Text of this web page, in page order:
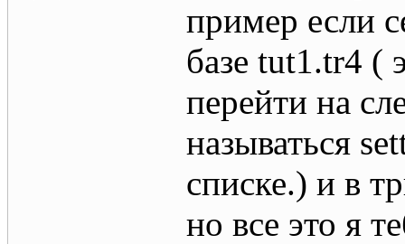
пример если
базе tut1.tr4 (
перейти на
называться
списке.) и в
но все это я